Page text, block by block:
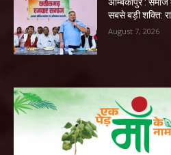
सबसे बड़ी शक्ति:
August 7, 2026